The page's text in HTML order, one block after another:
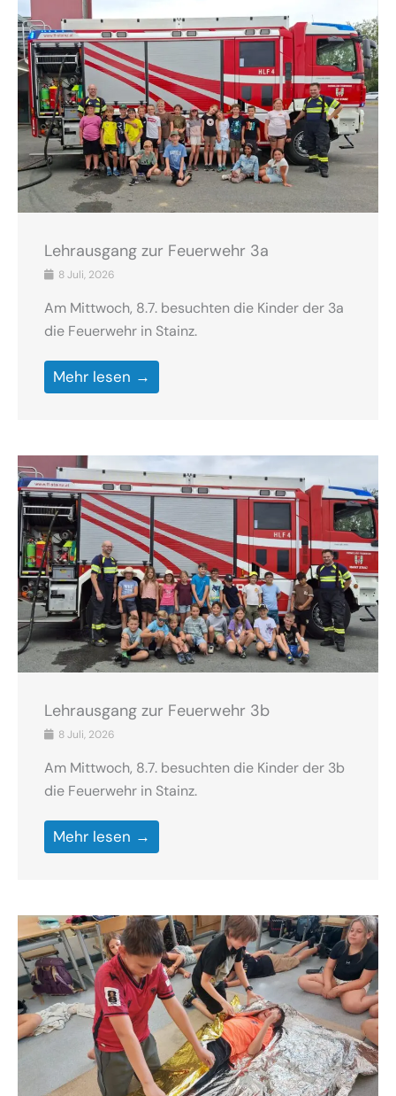
Lehrausgang zur Feuerwehr 3a
8 Juli, 2026
Am Mittwoch, 8.7. besuchten die Kinder der 3a
die Feuerwehr in Stainz.
Mehr lesen →
Lehrausgang zur Feuerwehr 3b
8 Juli, 2026
Am Mittwoch, 8.7. besuchten die Kinder der 3b
die Feuerwehr in Stainz.
Mehr lesen →